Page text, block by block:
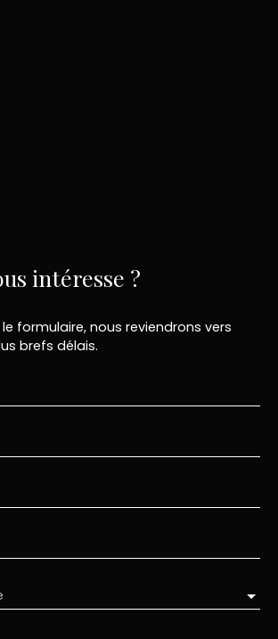
intéresse ?
formulaire, nous reviendrons vers
brefs délais.